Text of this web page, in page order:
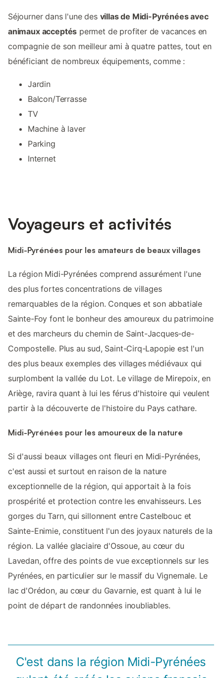
Séjourner dans l'une des villas de Midi-Pyrénées avec
animaux acceptés permet de profiter de vacances en
compagnie de son meilleur ami à quatre pattes, tout en
bénéficiant de nombreux équipements, comme :
Jardin
Balcon/Terrasse
TV
Machine à laver
Parking
Internet
Voyageurs et activités
Midi-Pyrénées pour les amateurs de beaux villages
La région Midi-Pyrénées comprend assurément l'une
des plus fortes concentrations de villages
remarquables de la région. Conques et son abbatiale
Sainte-Foy font le bonheur des amoureux du patrimoine
et des marcheurs du chemin de Saint-Jacques-de-
Compostelle. Plus au sud, Saint-Cirq-Lapopie est l'un
des plus beaux exemples des villages médiévaux qui
surplombent la vallée du Lot. Le village de Mirepoix, en
Ariège, ravira quant à lui les férus d'histoire qui veulent
partir à la découverte de l'histoire du Pays cathare.
Midi-Pyrénées pour les amoureux de la nature
Si d'aussi beaux villages ont fleuri en Midi-Pyrénées,
c'est aussi et surtout en raison de la nature
exceptionnelle de la région, qui apportait à la fois
prospérité et protection contre les envahisseurs. Les
gorges du Tarn, qui sillonnent entre Castelbouc et
Sainte-Enimie, constituent l'un des joyaux naturels de la
région. La vallée glaciaire d'Ossoue, au cœur du
Lavedan, offre des points de vue exceptionnels sur les
Pyrénées, en particulier sur le massif du Vignemale. Le
lac d'Orédon, au cœur du Gavarnie, est quant à lui le
point de départ de randonnées inoubliables.
C'est dans la région Midi-Pyrénées